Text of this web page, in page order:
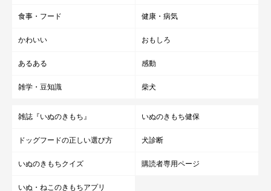
食事・フード 健康・病気
かわいい おもしろ
あるある 感動
雑学・豆知識 柴犬
雑誌『いぬのきもち』 いぬのきもち健保
ドッグフードの正しい選び方 犬診断
いぬのきもちクイズ 購読者専用ページ
いぬ・ねこのきもちアプリ